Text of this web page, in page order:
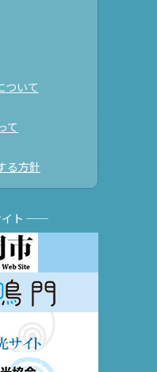
ついて
て
る方針
イト ──